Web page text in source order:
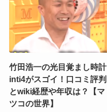
竹田浩一の光目覚まし時計
inti4がスゴイ！口コミ評判
とwiki経歴や年収は？【マ
ツコの世界】